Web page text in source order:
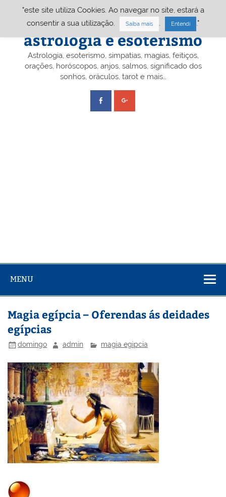
Portal A&E – Portal
astrologia e esoterismo
Astrologia, esoterismo, simpatias, magias, feitiços,
orações, horóscopos, anjos, salmos, significado dos
sonhos, oráculos, tarot e mais…
MENU
Magia egípcia – Oferendas ás deidades
egípcias
domingo admin magia egipcia
"este site utiliza Cookies. Ao navegar no site, estará a
consentir a sua utilização.
Saiba mais Entendi ."